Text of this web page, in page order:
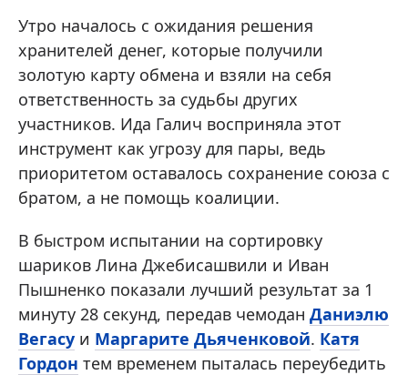
Утро началось с ожидания решения
хранителей денег, которые получили
золотую карту обмена и взяли на себя
ответственность за судьбы других
участников. Ида Галич восприняла этот
инструмент как угрозу для пары, ведь
приоритетом оставалось сохранение союза с
братом, а не помощь коалиции.
В быстром испытании на сортировку
шариков Лина Джебисашвили и Иван
Пышненко показали лучший результат за 1
минуту 28 секунд, передав чемодан Даниэлю
Вегасу и Маргарите Дьяченковой. Катя
Гордон тем временем пыталась переубедить